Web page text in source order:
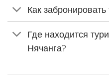
Как
Где находится
Нячанга?